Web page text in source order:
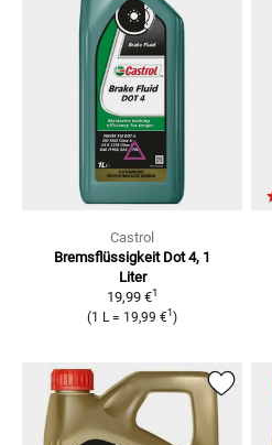
Castrol
Bremsflüssigkeit Dot 4, 1
Liter
19,99 €1
(1 L = 19,99 €1 )